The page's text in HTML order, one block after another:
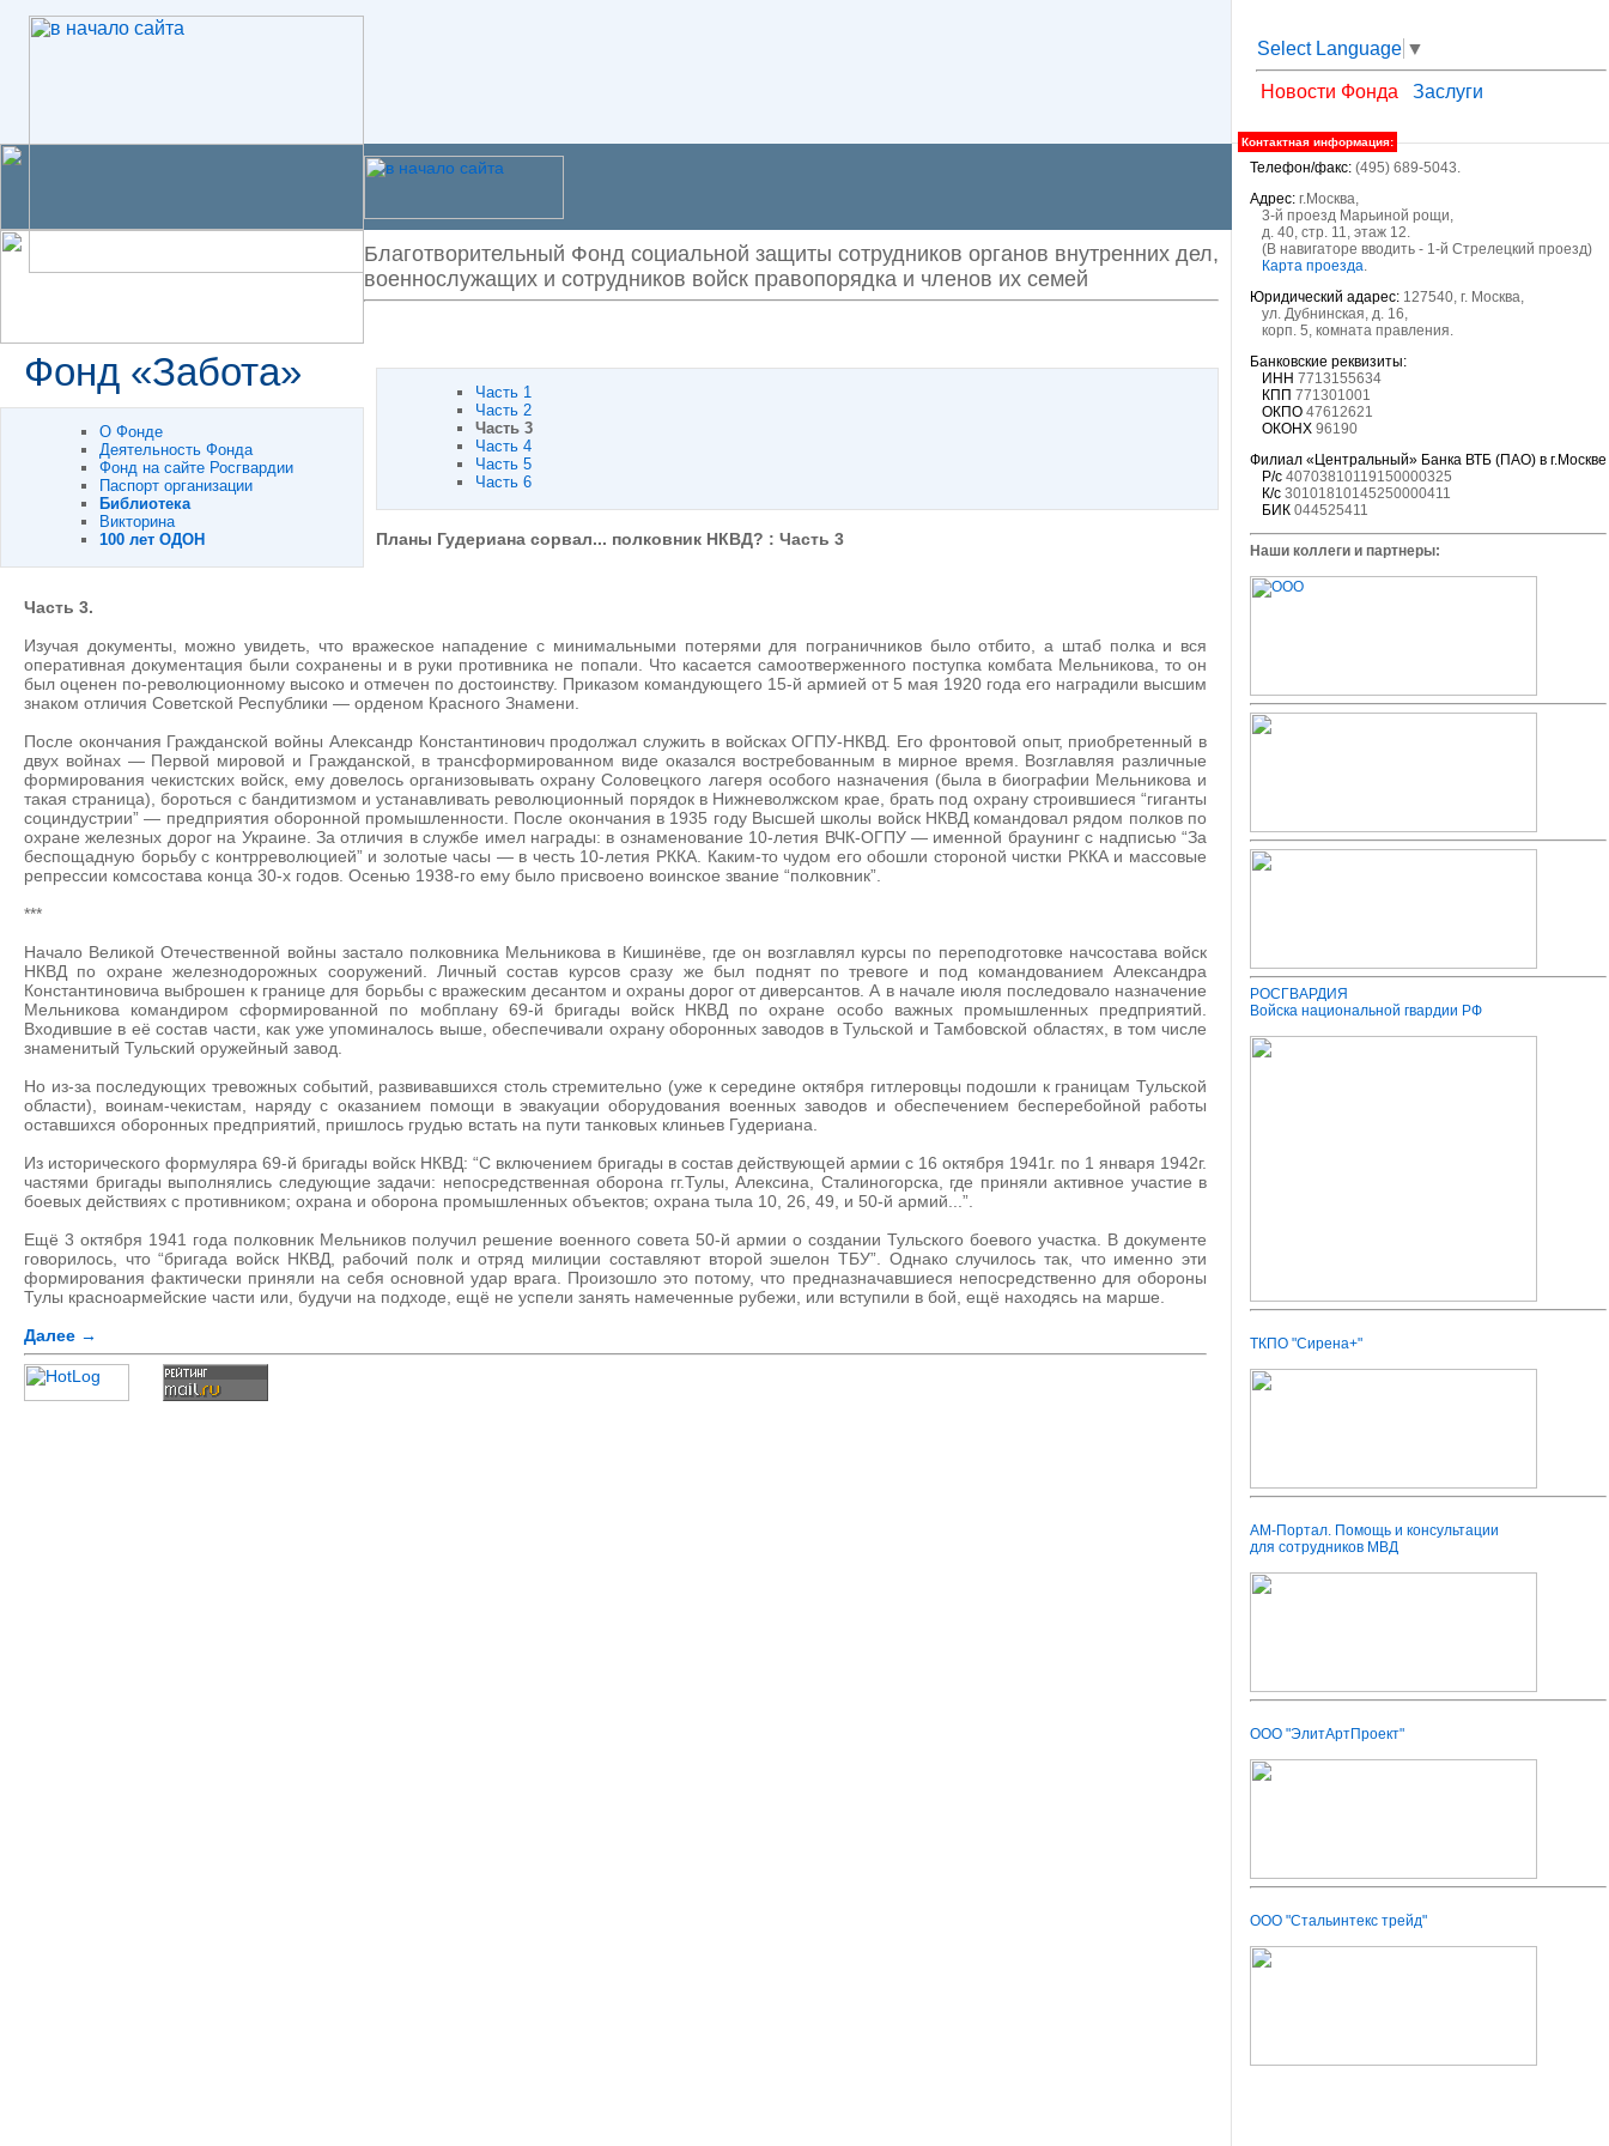
Select Language ▼
Новости Фонда Заслуги
Контактная информация:
Телефон/факс: (495) 689-5043.
Адрес: г.Москва,
3-й проезд Марьиной рощи,
д. 40, стр. 11, этаж 12.
(В навигаторе вводить - 1-й Стрелецкий проезд)
Карта проезда.
Юридический адарес: 127540, г. Москва,
ул. Дубнинская, д. 16,
корп. 5, комната правления.
Банковские реквизиты:
ИНН 7713155634
КПП 771301001
ОКПО 47612621
ОКОНХ 96190
Филиал «Центральный» Банка ВТБ (ПАО) в г.Москве
Р/с 40703810119150000325
К/с 30101810145250000411
БИК 044525411
Наши коллеги и партнеры:
РОСГВАРДИЯ
Войска национальной гвардии РФ
ТКПО "Сирена+"
АМ-Портал. Помощь и консультации
для сотрудников МВД
ООО "ЭлитАртПроект"
ООО "Стальинтекс трейд"
Благотворительный Фонд социальной защиты сотрудников органов внутренних дел,
военнослужащих и сотрудников войск правопорядка и членов их семей
Фонд «Забота»
О Фонде
Деятельность Фонда
Фонд на сайте Росгвардии
Паспорт организации
Библиотека
Викторина
100 лет ОДОН
Часть 1
Часть 2
Часть 3
Часть 4
Часть 5
Часть 6
Планы Гудериана сорвал... полковник НКВД? : Часть 3
Часть 3.
Изучая документы, можно увидеть, что вражеское нападение с минимальными потерями для пограничников было отбито, а штаб полка и вся
оперативная документация были сохранены и в руки противника не попали. Что касается самоотверженного поступка комбата Мельникова, то он
был оценен по-революционному высоко и отмечен по достоинству. Приказом командующего 15-й армией от 5 мая 1920 года его наградили высшим
знаком отличия Советской Республики — орденом Красного Знамени.
После окончания Гражданской войны Александр Константинович продолжал служить в войсках ОГПУ-НКВД. Его фронтовой опыт, приобретенный в
двух войнах — Первой мировой и Гражданской, в трансформированном виде оказался востребованным в мирное время. Возглавляя различные
формирования чекистских войск, ему довелось организовывать охрану Соловецкого лагеря особого назначения (была в биографии Мельникова и
такая страница), бороться с бандитизмом и устанавливать революционный порядок в Нижневолжском крае, брать под охрану строившиеся “гиганты
социндустрии” — предприятия оборонной промышленности. После окончания в 1935 году Высшей школы войск НКВД командовал рядом полков по
охране железных дорог на Украине. За отличия в службе имел награды: в ознаменование 10-летия ВЧК-ОГПУ — именной браунинг с надписью “За
беспощадную борьбу с контрреволюцией” и золотые часы — в честь 10-летия РККА. Каким-то чудом его обошли стороной чистки РККА и массовые
репрессии комсостава конца 30-х годов. Осенью 1938-го ему было присвоено воинское звание “полковник”.
***
Начало Великой Отечественной войны застало полковника Мельникова в Кишинёве, где он возглавлял курсы по переподготовке начсостава войск
НКВД по охране железнодорожных сооружений. Личный состав курсов сразу же был поднят по тревоге и под командованием Александра
Константиновича выброшен к границе для борьбы с вражеским десантом и охраны дорог от диверсантов. А в начале июля последовало назначение
Мельникова командиром сформированной по мобплану 69-й бригады войск НКВД по охране особо важных промышленных предприятий.
Входившие в её состав части, как уже упоминалось выше, обеспечивали охрану оборонных заводов в Тульской и Тамбовской областях, в том числе
знаменитый Тульский оружейный завод.
Но из-за последующих тревожных событий, развивавшихся столь стремительно (уже к середине октября гитлеровцы подошли к границам Тульской
области), воинам-чекистам, наряду с оказанием помощи в эвакуации оборудования военных заводов и обеспечением бесперебойной работы
оставшихся оборонных предприятий, пришлось грудью встать на пути танковых клиньев Гудериана.
Из исторического формуляра 69-й бригады войск НКВД: “С включением бригады в состав действующей армии с 16 октября 1941г. по 1 января 1942г.
частями бригады выполнялись следующие задачи: непосредственная оборона гг.Тулы, Алексина, Сталиногорска, где приняли активное участие в
боевых действиях с противником; охрана и оборона промышленных объектов; охрана тыла 10, 26, 49, и 50-й армий...”.
Ещё 3 октября 1941 года полковник Мельников получил решение военного совета 50-й армии о создании Тульского боевого участка. В документе
говорилось, что “бригада войск НКВД, рабочий полк и отряд милиции составляют второй эшелон ТБУ”. Однако случилось так, что именно эти
формирования фактически приняли на себя основной удар врага. Произошло это потому, что предназначавшиеся непосредственно для обороны
Тулы красноармейские части или, будучи на подходе, ещё не успели занять намеченные рубежи, или вступили в бой, ещё находясь на марше.
Далее →